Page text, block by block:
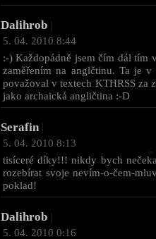
Dalihrob |
5. 04. 2010 8:44
:-) Každopádně jsem čím dál tím
zaměřením na anglčtinu. Ta je
považoval v textech KTHRSS za
jako archaická angličtina :-D
Serafin |
5. 04. 2010 8:13
tisíceré díky!!! nikdy bych
rozebírat svoje nevím-o-čem-
poklad!
Dalihrob |
5. 04. 2010 0:16